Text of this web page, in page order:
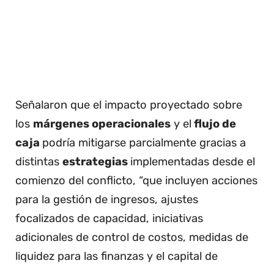
Señalaron que el impacto proyectado sobre
los márgenes operacionales y el flujo de
caja podría mitigarse parcialmente gracias a
distintas estrategias implementadas desde el
comienzo del conflicto, “que incluyen acciones
para la gestión de ingresos, ajustes
focalizados de capacidad, iniciativas
adicionales de control de costos, medidas de
liquidez para las finanzas y el capital de